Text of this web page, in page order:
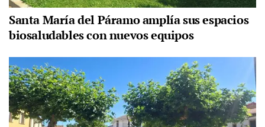
Santa María del Páramo amplía sus espacios
biosaludables con nuevos equipos